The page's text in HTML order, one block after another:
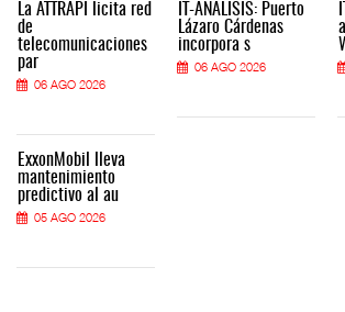
La ATTRAPI licita red
de
telecomunicaciones
par
06 AGO 2026
ExxonMobil lleva
mantenimiento
predictivo al au
05 AGO 2026
IT-ANÁLISIS: Puerto
Lázaro Cárdenas
incorpora s
06 AGO 2026